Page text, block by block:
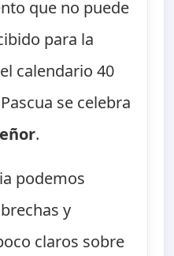
que no puede
para la
calendario 40
se celebra
.
podemos
y
claros sobre